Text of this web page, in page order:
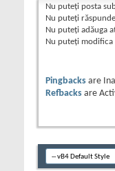
Nu puteţi posta
Nu puteţi
Nu puteţi adăuga
Nu puteţi
Pingbacks are
Refbacks are